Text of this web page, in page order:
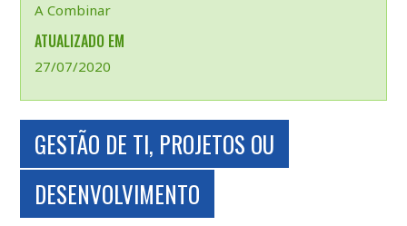
A Combinar
ATUALIZADO EM
27/07/2020
GESTÃO DE TI, PROJETOS OU
DESENVOLVIMENTO